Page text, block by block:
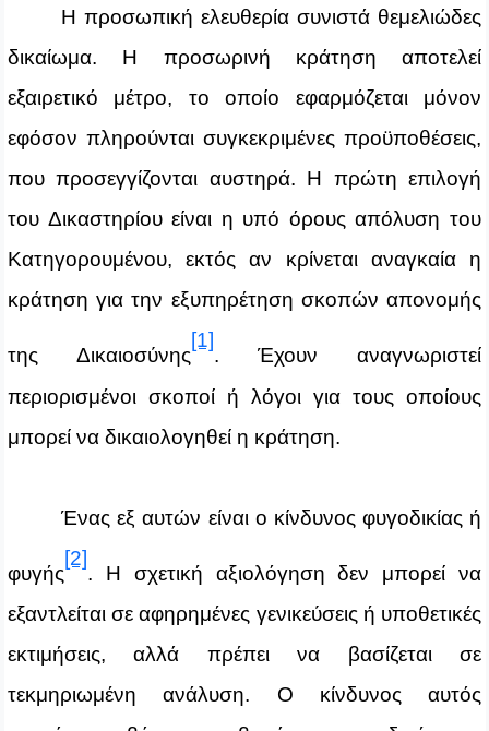
Η προσωπική ελευθερία συνιστά θεμελιώδες
δικαίωμα. Η προσωρινή κράτηση αποτελεί
εξαιρετικό μέτρο, το οποίο εφαρμόζεται μόνον
εφόσον πληρούνται συγκεκριμένες προϋποθέσεις,
που προσεγγίζονται αυστηρά. Η πρώτη επιλογή
του Δικαστηρίου είναι η υπό όρους απόλυση του
Κατηγορουμένου, εκτός αν κρίνεται αναγκαία η
κράτηση για την εξυπηρέτηση σκοπών απονομής
της Δικαιοσύνης
[1]
. Έχουν αναγνωριστεί
περιορισμένοι σκοποί ή λόγοι για τους οποίους
μπορεί να δικαιολογηθεί η κράτηση.
Ένας εξ αυτών είναι ο κίνδυνος φυγοδικίας ή
φυγής
[2]
. Η σχετική αξιολόγηση δεν μπορεί να
εξαντλείται σε αφηρημένες γενικεύσεις ή υποθετικές
εκτιμήσεις, αλλά πρέπει να βασίζεται σε
τεκμηριωμένη ανάλυση. Ο κίνδυνος αυτός